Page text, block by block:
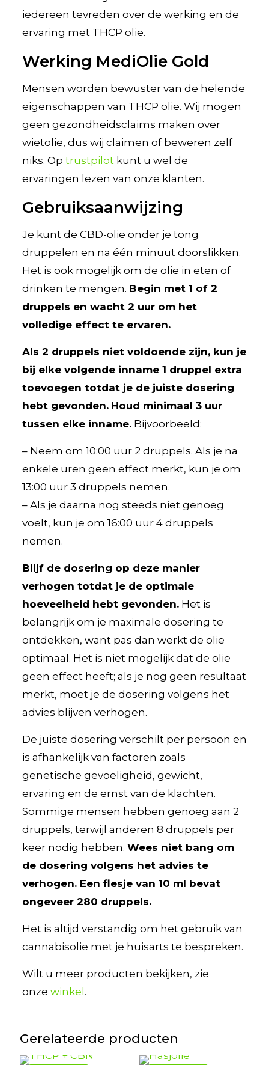
iedereen tevreden over de werking en de
ervaring met THCP olie.
Werking MediOlie Gold
Mensen worden bewuster van de helende
eigenschappen van THCP olie. Wij mogen
geen gezondheidsclaims maken over
wietolie, dus wij claimen of beweren zelf
niks. Op trustpilotkunt u wel de
ervaringen lezen van onze klanten.
Gebruiksaanwijzing
Je kunt de CBD-olie onder je tong
druppelen en na één minuut doorslikken.
Het is ook mogelijk om de olie in eten of
drinken te mengen. Begin met 1 of 2
druppels en wacht 2 uur om het
volledige effect te ervaren.
Als 2 druppels niet voldoende zijn, kun je
bij elke volgende inname 1 druppel extra
toevoegen totdat je de juiste dosering
hebt gevonden. Houd minimaal 3 uur
tussen elke inname.Bijvoorbeeld:
– Neem om 10:00 uur 2 druppels. Als je na
enkele uren geen effect merkt, kun je om
13:00 uur 3 druppels nemen.
– Als je daarna nog steeds niet genoeg
voelt, kun je om 16:00 uur 4 druppels
nemen.
Blijf de dosering op deze manier
verhogen totdat je de optimale
hoeveelheid hebt gevonden.Het is
belangrijk om je maximale dosering te
ontdekken, want pas dan werkt de olie
optimaal. Het is niet mogelijk dat de olie
geen effect heeft; als je nog geen resultaat
merkt, moet je de dosering volgens het
advies blijven verhogen.
De juiste dosering verschilt per persoon en
is afhankelijk van factoren zoals
genetische gevoeligheid, gewicht,
ervaring en de ernst van de klachten.
Sommige mensen hebben genoeg aan 2
druppels, terwijl anderen 8 druppels per
keer nodig hebben. Wees niet bang om
de dosering volgens het advies te
verhogen. Een flesje van 10 ml bevat
ongeveer 280 druppels.
Het is altijd verstandig om het gebruik van
cannabisolie met je huisarts te bespreken.
Wilt u meer producten bekijken, zie
onze winkel .
Gerelateerde producten